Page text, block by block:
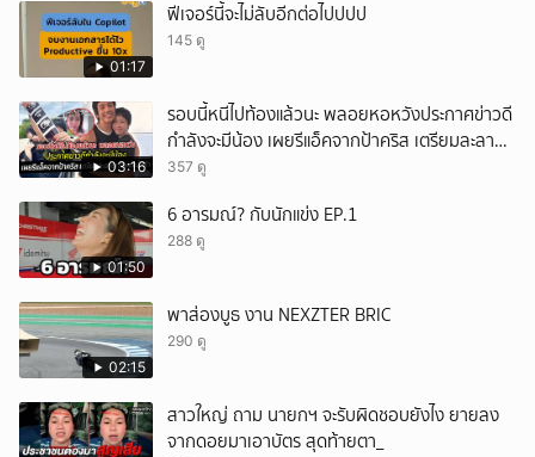
01:17
ฟีเจอร์นี้จะไม่ลับอีกต่อไปปปป
145 ดู
03:16
รอบนี้หนีไปท้องแล้วนะ พลอยหอหวังประกาศข่าวดี
กำลังจะมีน้อง เผยรีแอ็คจากป้าคริส เตรียมละลาย
ทรัพย์
357 ดู
01:50
6 อารมณ์? กับนักแข่ง EP.1
288 ดู
02:15
พาส่องบูธ งาน NEXZTER BRIC
290 ดู
สาวใหญ่ ถาม นายกฯ จะรับผิดชอบยังไง ยายลง
จากดอยมาเอาบัตร สุดท้ายตา_